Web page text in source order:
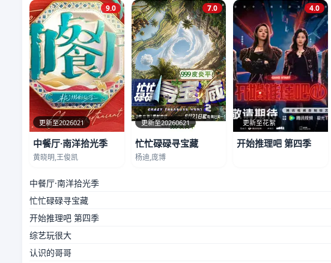
更新至2026021
9.0
中餐厅·南洋拾光季
黄晓明,王俊凯
更新至20260621
7.0
忙忙碌碌寻宝藏
杨迪,庞博
更新至花絮
4.0
开始推理吧 第四季
中餐厅·南洋拾光季
忙忙碌碌寻宝藏
开始推理吧 第四季
综艺玩很大
认识的哥哥